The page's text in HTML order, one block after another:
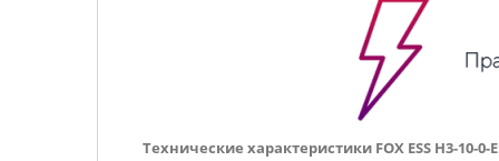
Технические характеристики FOX ESS H3-10-0-